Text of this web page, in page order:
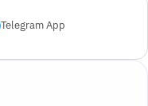
Telegram App